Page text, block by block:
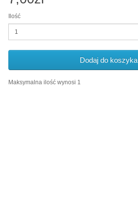
Ilość
Dodaj do koszyka
Maksymalna ilość wynosi 1